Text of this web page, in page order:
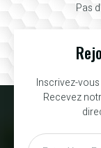
Pas
Inscrivez-
Recevez